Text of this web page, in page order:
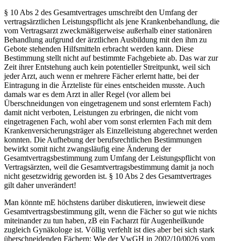
§ 10 Abs 2 des Gesamtvertrages umschreibt den Umfang der
vertragsärztlichen Leistungspflicht als jene Krankenbehandlung, die
vom Vertragsarzt zweckmäßigerweise außerhalb einer stationären
Behandlung aufgrund der ärztlichen Ausbildung mit den ihm zu
Gebote stehenden Hilfsmitteln erbracht werden kann. Diese
Bestimmung stellt nicht auf bestimmte Fachgebiete ab. Das war zur
Zeit ihrer Entstehung auch kein potentieller Streitpunkt, weil sich
jeder Arzt, auch wenn ermehrere Fächer erlernt hatte, bei der
Eintragung in die Ärzteliste für eines entscheiden musste. Auch
damals war es dem Arzt in aller Regel (vor allem bei
Überschneidungen von eingetragenem und sonst erlerntem Fach)
damit nicht verboten, Leistungen zu erbringen, die nicht vom
eingetragenen Fach, wohl aber vom sonst erlernten Fach mit dem
Krankenversicherungsträger als Einzelleistung abgerechnet werden
konnten. Die Aufhebung der berufsrechtlichen Bestimmungen
bewirkt somit nicht zwangsläufig eine Änderung der
Gesamtvertragsbestimmung zum Umfang der Leistungspflicht von
Vertragsärzten, weil die Gesamtvertragsbestimmung damit ja noch
nicht gesetzwidrig geworden ist. § 10 Abs 2 des Gesamtvertrages
gilt daher unverändert!
Man könnte mE höchstens darüber diskutieren, inwieweit diese
Gesamtvertragsbestimmung gilt, wenn die Fächer so gut wie nichts
miteinander zu tun haben, zB ein Facharzt für Augenheilkunde
zugleich Gynäkologe ist. Völlig verfehlt ist dies aber bei sich stark
überschneidenden Fächern: Wie derVwGH in 2002/10/0026 vom